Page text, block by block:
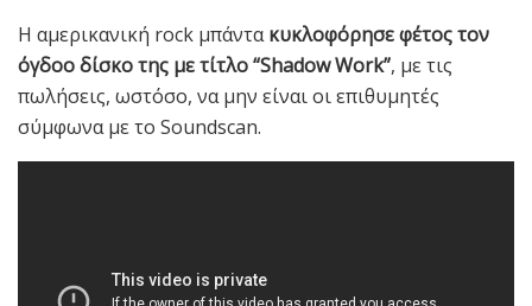
Η αμερικανική rock μπάντακυκλοφόρησε φέτος τον
όγδοο δίσκο της με τίτλο “Shadow Work”, με τις
πωλήσεις, ωστόσο, να μην είναι οι επιθυμητές
σύμφωνα με το Soundscan.